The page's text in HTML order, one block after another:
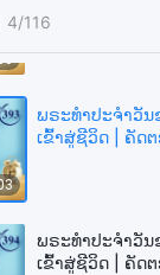
4/116
ເຂົ້າສູ່ຊີວິດ | ຄັດຕ
ພຣະທຳປະຈຳວັນ
ເຂົ້າສູ່ຊີວິດ | ຄັດ
ພຣະທຳປະຈຳວັນ
ເຂົ້າສູ່ຊີວິດ | ຄັດ